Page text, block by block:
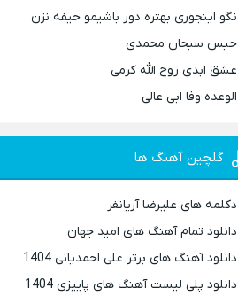
نگو اینجوری بهتره دور باشیمو حیفه نزن
حبس سبحان محمدی
عشق ابدی روح الله کرمی
الوعده وفا ابی عالی
گلچین آهنگ ها
دکلمه های علیرضا آریانفر
دانلود تمام آهنگ های امید جهان
دانلود آهنگ های برتر علی احمدیانی 1404
دانلود پلی لیست آهنگ های پاییزی 1404